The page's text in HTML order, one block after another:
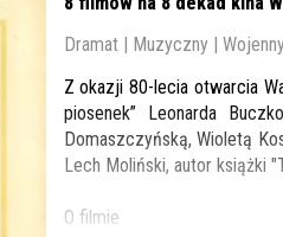
Dramat | Muzyczny |
Z okazji 80-lecia otwarcia
piosenek” Leonarda
Domaszczyńską, Wioletą
Lech Moliński, autor książki
O filmie